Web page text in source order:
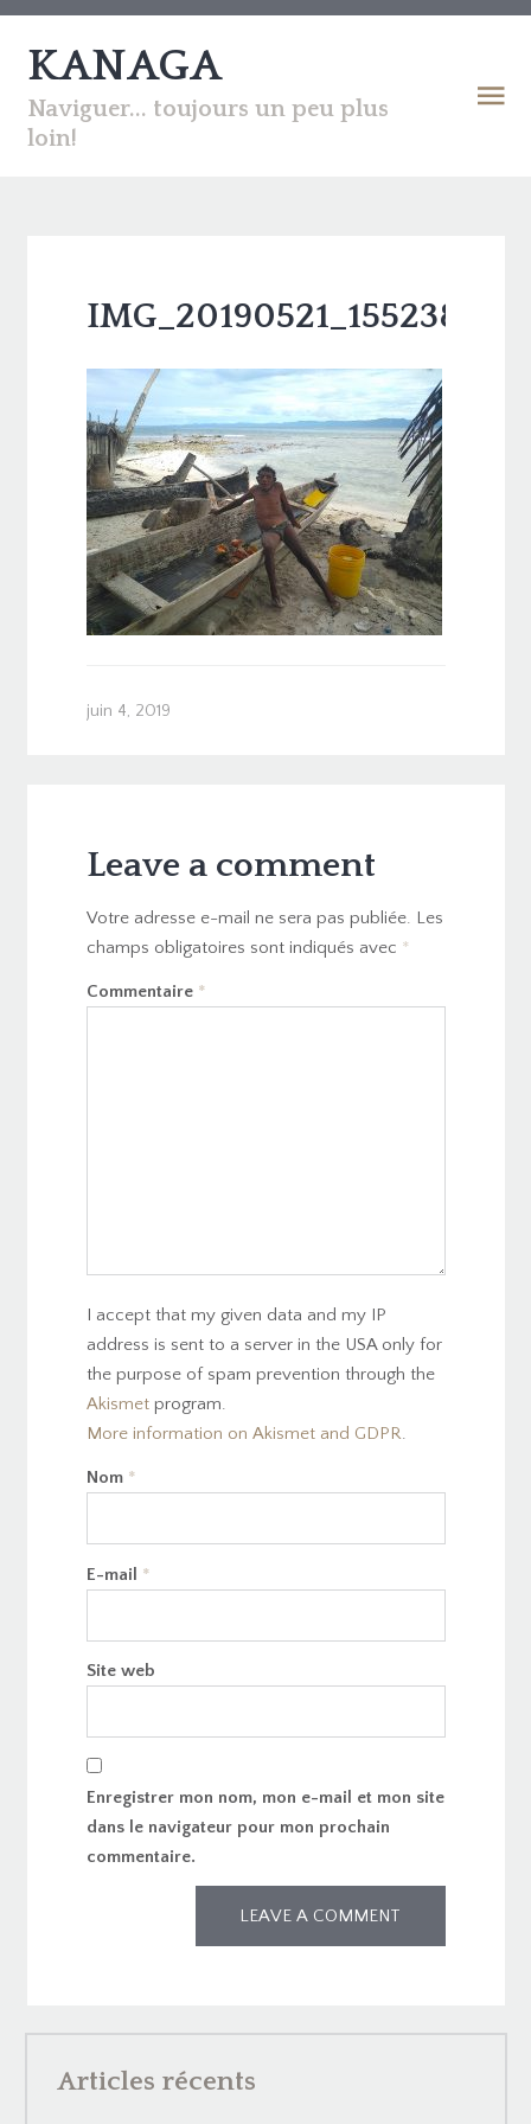
KANAGA
Naviguer... toujours un peu plus
loin!
IMG_20190521_155238
juin 4, 2019
Leave a comment
Votre adresse e-mail ne sera pas publiée. Les
champs obligatoires sont indiqués avec *
Commentaire *
I accept that my given data and my IP
address is sent to a server in the USA only for
the purpose of spam prevention through the
Akismetprogram.
More information on Akismet and GDPR.
Nom *
E-mail *
Site web
Enregistrer mon nom, mon e-mail et mon site
dans le navigateur pour mon prochain
commentaire.
Articles récents